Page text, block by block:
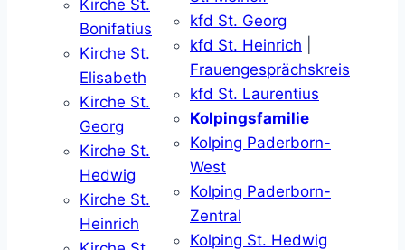
Kirche St.
Bonifatius
Kirche St.
Elisabeth
Kirche St.
Georg
Kirche St.
Hedwig
Kirche St.
Heinrich
kfd St. Georg
kfd St. Heinrich
Frauengesprächskreis
kfd St. Laurentius
Kolpingsfamilie
Kolping Paderborn-
West
Kolping Paderborn-
Zentral
Kolping St. Hedwig